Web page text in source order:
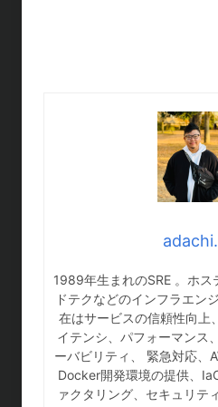
1989年生まれのSRE 。ホ
ドテクなどのインフラエン
在はサービスの信頼性向上
イテンシ、パフォーマンス
ーバビリティ、 緊急対応、
Docker開発環境の提供、
ァクタリング、セキュリテ